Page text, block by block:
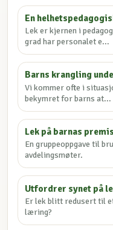
En
Lek er kjernen i
grad har personalet e...
Barns krangling
Vi kommer ofte i
bekymret for barns at...
Lek på barnas
En gruppeoppgave til
avdelingsmøter.
Utfordrer synet på
Er lek blitt redusert til
læring?